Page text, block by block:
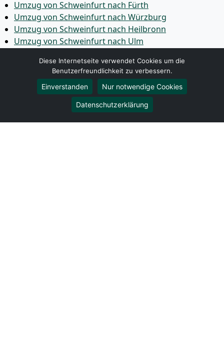
Umzug von Schweinfurt nach Fürth
Umzug von Schweinfurt nach Würzburg
Umzug von Schweinfurt nach Heilbronn
Umzug von Schweinfurt nach Ulm
Umzug von Schweinfurt nach Wolfsburg
Umzug von Schweinfurt nach Bottrop
Umzug von Schweinfurt nach Göttingen
Umzug von Schweinfurt nach Reutlingen
Umzug von Schweinfurt nach Bremer­haven
Umzug von Schweinfurt nach Koblenz
Diese Internetseite verwendet Cookies um die
Benutzerfreundlichkeit zu verbessern.
Einverstanden Nur notwendige Cookies
Datenschutzerklärung